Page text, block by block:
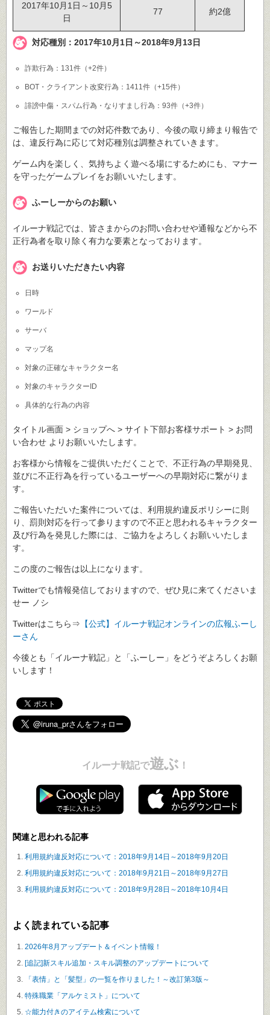
2017年10月1日～10月5
日
77 約2億
対応種別：2017年10月1日～2018年9月13日
詐欺行為：131件（+2件）
BOT・クライアント改変行為：1411件（+15件）
誹謗中傷・スパム行為・なりすまし行為：93件（+3件）
ご報告した期間までの対応件数であり、今後の取り締まり報告で
は、違反行為に応じて対応種別は調整されていきます。
ゲーム内を楽しく、気持ちよく遊べる場にするためにも、マナー
を守ったゲームプレイをお願いいたします。
ふーしーからのお願い
イルーナ戦記では、皆さまからのお問い合わせや通報などから不
正行為者を取り除く有力な要素となっております。
お送りいただきたい内容
日時
ワールド
サーバ
マップ名
対象の正確なキャラクター名
対象のキャラクターID
具体的な行為の内容
タイトル画面 > ショップへ > サイト下部お客様サポート > お問
い合わせ よりお願いいたします。
お客様から情報をご提供いただくことで、不正行為の早期発見、
並びに不正行為を行っているユーザーへの早期対応に繋がりま
す。
ご報告いただいた案件については、利用規約違反ポリシーに則
り、罰則対応を行って参りますので不正と思われるキャラクター
及び行為を発見した際には、ご協力をよろしくお願いいたしま
す。
この度のご報告は以上になります。
Twitterでも情報発信しておりますので、ぜひ見に来てくださいま
せー ノシ
Twitterはこちら⇒ 【公式】イルーナ戦記オンラインの広報ふーし
ーさん
今後とも「イルーナ戦記」と「ふーしー」をどうぞよろしくお願
いします！
イルーナ戦記で遊ぶ ！
関連と思われる記事
利用規約違反対応について：2018年9月14日～2018年9月20日
利用規約違反対応について：2018年9月21日～2018年9月27日
利用規約違反対応について：2018年9月28日～2018年10月4日
よく読まれている記事
2026年8月アップデート＆イベント情報！
[追記]新スキル追加・スキル調整のアップデートについて
「表情」と「髪型」の一覧を作りました！～改訂第3版～
特殊職業「アルケミスト」について
☆能力付きのアイテム検索について